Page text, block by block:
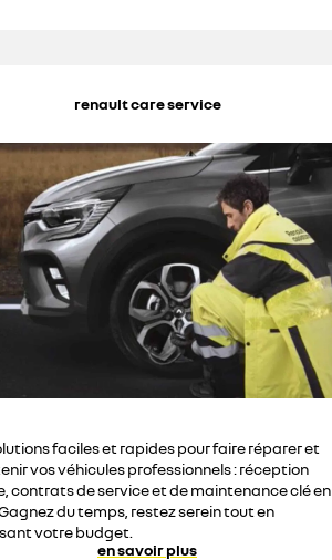
renault care service
faciles et rapides pour faire réparer et
vos véhicules professionnels : réception
contrats de service et de maintenance clé en
du temps, restez serein tout en
votre budget.
en savoir plus